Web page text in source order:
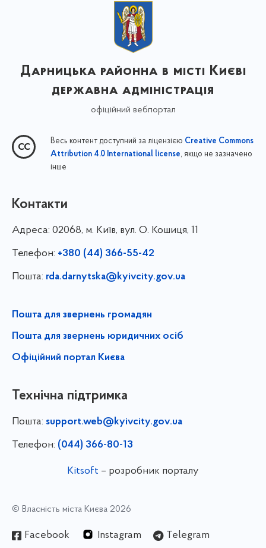
Дарницька районна в місті Києві
державна адміністрація
офіційний вебпортал
Весь контент доступний за ліцензією Creative Commons
Attribution 4.0 International license, якщо не зазначено
інше
Контакти
Адреса: 02068, м. Київ, вул. О. Кошиця, 11
Телефон: +380 (44) 366-55-42
Пошта: rda.darnytska@kyivcity.gov.ua
Пошта для звернень громадян
Пошта для звернень юридичних осіб
Офіційний портал Києва
Технічна підтримка
Пошта: support.web@kyivcity.gov.ua
Телефон: (044) 366-80-13
Kitsoft – розробник порталу
© Власність міста Києва 2026
Facebook Instagram Telegram